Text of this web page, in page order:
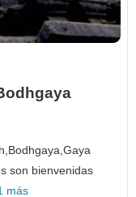
Bodhgaya,Gaya
son bienvenidas
más